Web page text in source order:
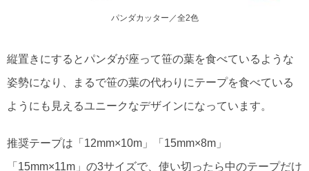
パンダカッター／全2色
縦置きにするとパンダが座って笹の葉を食べているような
姿勢になり、まるで笹の葉の代わりにテープを食べている
ようにも見えるユニークなデザインになっています。
推奨テープは「12mm×10m」「15mm×8m」
「15mm×11m」の3サイズで、使い切ったら中のテープだけ